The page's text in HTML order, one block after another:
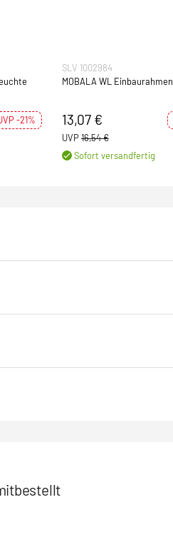
-21%
SLV 1002984
MOBALA WL Einbaurahmen
13,07 €
UVP 16,54 €
Sofort versandfertig